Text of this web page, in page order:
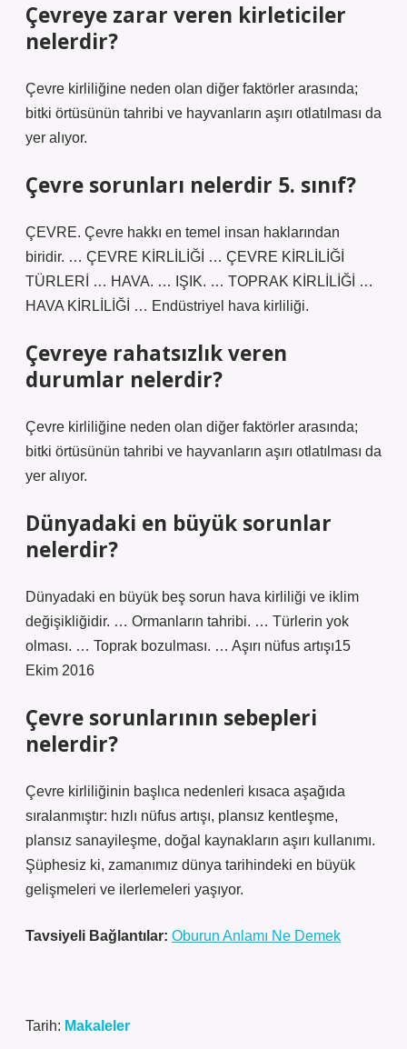
Çevreye zarar veren kirleticiler
nelerdir?
Çevre kirliliğine neden olan diğer faktörler arasında;
bitki örtüsünün tahribi ve hayvanların aşırı otlatılması da
yer alıyor.
Çevre sorunları nelerdir 5. sınıf?
ÇEVRE. Çevre hakkı en temel insan haklarından
biridir. … ÇEVRE KİRLİLİĞİ … ÇEVRE KİRLİLİĞİ
TÜRLERİ … HAVA. … IŞIK. … TOPRAK KİRLİLİĞİ …
HAVA KİRLİLİĞİ … Endüstriyel hava kirliliği.
Çevreye rahatsızlık veren
durumlar nelerdir?
Çevre kirliliğine neden olan diğer faktörler arasında;
bitki örtüsünün tahribi ve hayvanların aşırı otlatılması da
yer alıyor.
Dünyadaki en büyük sorunlar
nelerdir?
Dünyadaki en büyük beş sorun hava kirliliği ve iklim
değişikliğidir. … Ormanların tahribi. … Türlerin yok
olması. … Toprak bozulması. … Aşırı nüfus artışı15
Ekim 2016
Çevre sorunlarının sebepleri
nelerdir?
Çevre kirliliğinin başlıca nedenleri kısaca aşağıda
sıralanmıştır: hızlı nüfus artışı, plansız kentleşme,
plansız sanayileşme, doğal kaynakların aşırı kullanımı.
Şüphesiz ki, zamanımız dünya tarihindeki en büyük
gelişmeleri ve ilerlemeleri yaşıyor.
Tavsiyeli Bağlantılar: Oburun Anlamı Ne Demek
Tarih: Makaleler